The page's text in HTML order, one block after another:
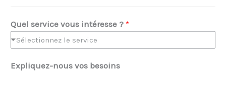
e
N
m
Quel service vous intéresse ? *
Sélectionnez le service
Expliquez-nous vos besoins